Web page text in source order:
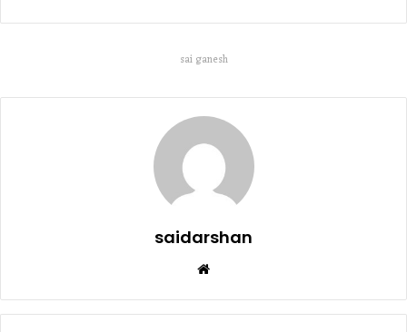
sai ganesh
saidarshan